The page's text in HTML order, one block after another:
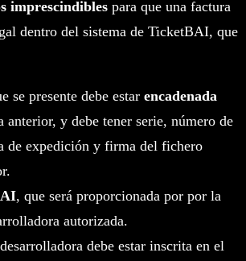
imprescindibles para que una factura
dentro del sistema de TicketBAI, que
se presente debe estar encadenada
anterior, y debe tener serie, número de
de expedición y firma del fichero
, que será proporcionada por por la
autorizada.
debe estar inscrita en el